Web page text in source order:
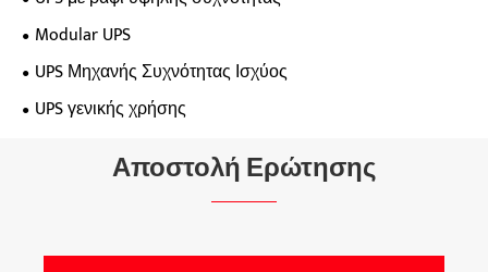
Modular UPS
UPS Μηχανής Συχνότητας Ισχύος
UPS γενικής χρήσης
Αποστολή Ερώτησης